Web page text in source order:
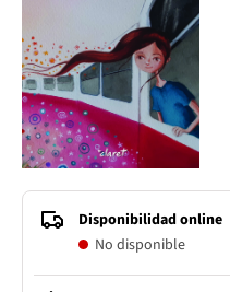
Disponibilidad online
No disponible